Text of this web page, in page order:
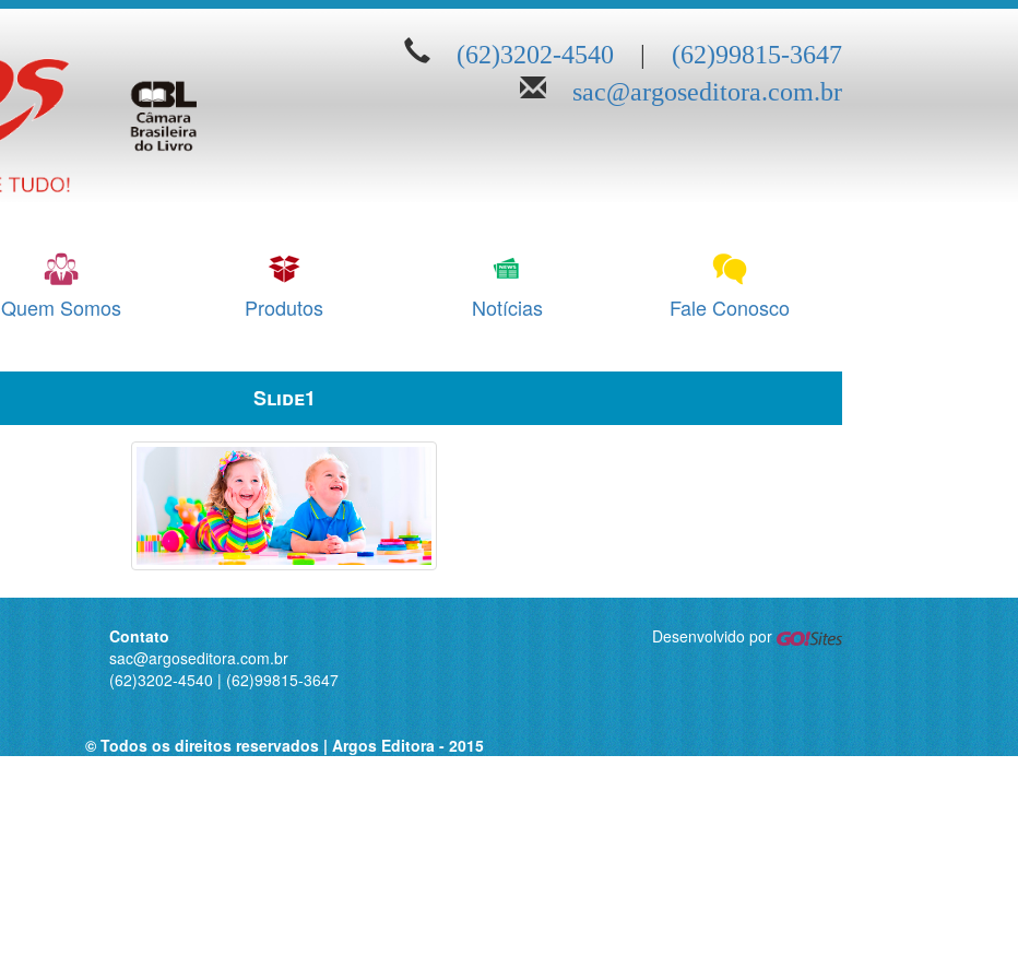
(62)3202-4540 | (62)99815-3647
sac@argoseditora.com.br
Quem Somos Produtos Notícias Fale Conosco
Slide1
Contato
sac@argoseditora.com.br
(62)3202-4540 | (62)99815-3647
Desenvolvido por
© Todos os direitos reservados | Argos Editora - 2015